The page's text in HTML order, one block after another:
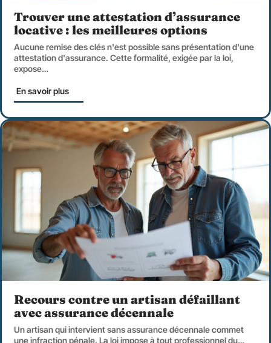
Trouver une attestation d’assurance
locative : les meilleures options
Aucune remise des clés n'est possible sans présentation d'une
attestation d'assurance. Cette formalité, exigée par la loi,
expose…
En savoir plus
Recours contre un artisan défaillant
avec assurance décennale
Un artisan qui intervient sans assurance décennale commet
une infraction pénale. La loi impose à tout professionnel du…